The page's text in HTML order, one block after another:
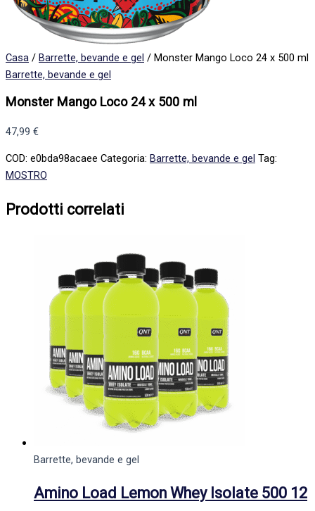
Casa / Barrette, bevande e gel / Monster Mango Loco 24 x 500 ml
Barrette, bevande e gel
Monster Mango Loco 24 x 500 ml
47,99 €
COD: e0bda98acaee Categoria: Barrette, bevande e gel Tag:
MOSTRO
Prodotti correlati
Barrette, bevande e gel
Amino Load Lemon Whey Isolate 500 12